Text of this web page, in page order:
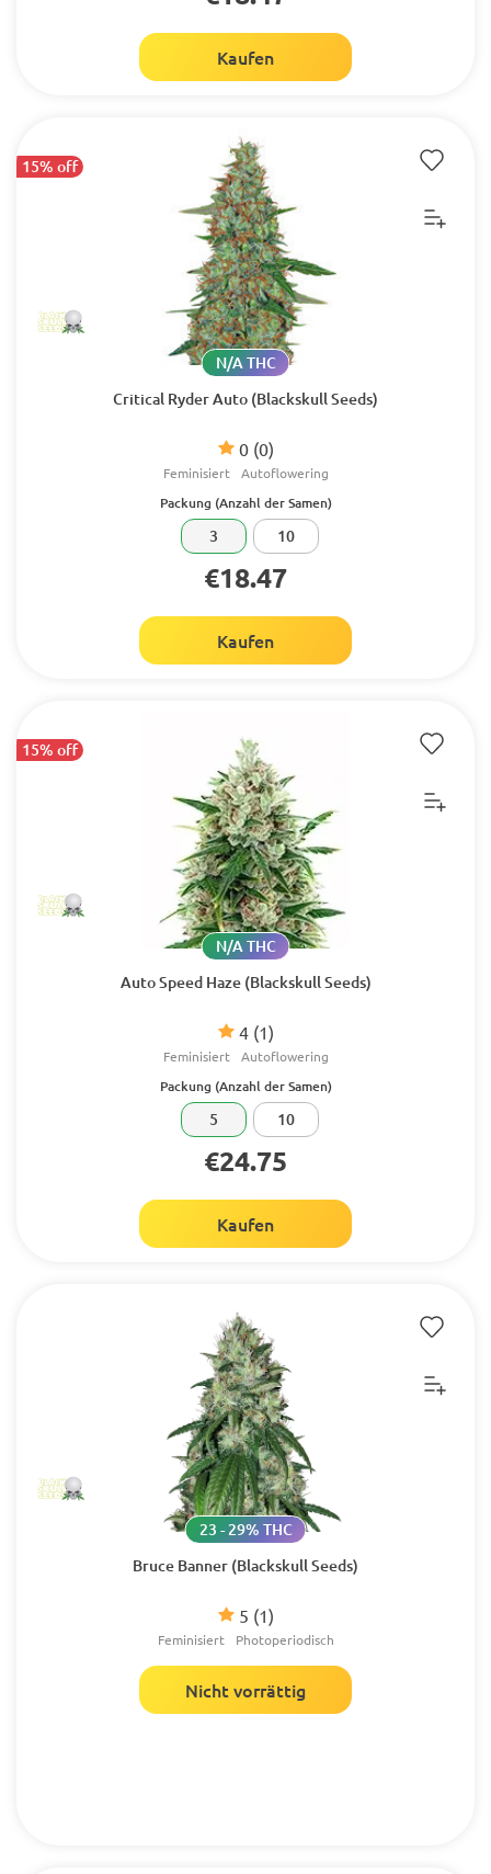
Kaufen
15% off
Critical Ryder Auto (Blackskull Seeds)
0 (0)
N/A THC
Feminisiert Autoflowering
Packung (Anzahl der Samen)
3 10
€18.47
Kaufen
15% off
Auto Speed Haze (Blackskull Seeds)
4 (1)
N/A THC
Feminisiert Autoflowering
Packung (Anzahl der Samen)
5 10
€24.75
Kaufen
Bruce Banner (Blackskull Seeds)
5 (1)
23 - 29% THC
Feminisiert Photoperiodisch
Nicht vorrättig